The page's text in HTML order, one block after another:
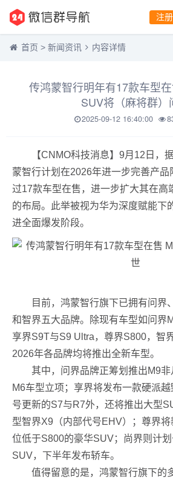
注册
首页 > 新闻资讯 内容详情
传鸿蒙智行明年有17款车型
SUV将（麻将群）
2025-09-12 16:40:00
【CNMO科技消息】9月12日，据
蒙智行计划在2026年进一步完善产品
过17款车型在售，进一步扩大其在高
的布局。此举被视为华为深度赋能下
进全面爆发阶段。
目前，鸿蒙智行旗下已拥有问界
和智界五大品牌。除现有车型如问界
享界S9T与S9 Ultra，尊界S800，智
2026年各品牌均将推出全新车型。
其中，问界品牌正筹划推出M9非
M6车型立项；享界将发布一款硬派
号更新的S7与R7外，还将推出大型
型智界X9（内部代号EHV）；尊界
位低于S800的豪华SUV；尚界则计
SUV，下半年发布轿车。
值得留意的是，鸿蒙智行旗下的